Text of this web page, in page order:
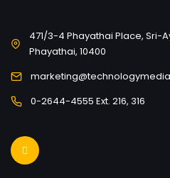
471/3-4 Phayathai Place, Sri-
Phayathai, 10400
0-2644-4555 Ext. 216, 316